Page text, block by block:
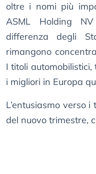
oltre i nomi più
ASML Holding
differenza degli
rimangono
I titoli
i migliori in Europa
L’entusiasmo verso
del nuovo trimestre,